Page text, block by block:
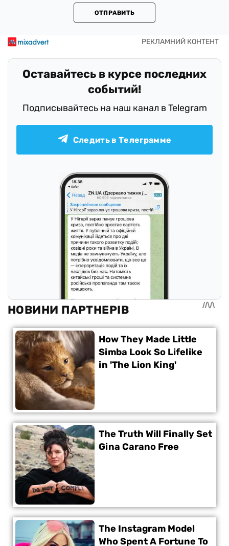
ОТПРАВИТЬ
Оставайтесь в курсе последних
событий!
Подписывайтесь на наш канал в Telegram
Следить в Телеграмме